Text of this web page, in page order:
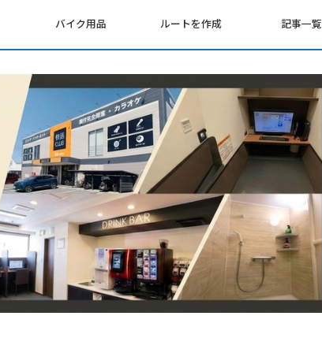
バイク用品 ルートを作成 記事一覧